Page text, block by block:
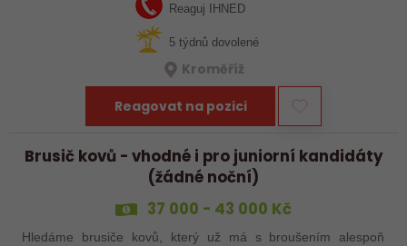
Reaguj IHNED
5 týdnů dovolené
Kroměříž
Reagovat na pozici
Brusič kovů - vhodné i pro juniorní kandidáty
(žádné noční)
37 000 - 43 000 Kč
Hledáme brusiče kovů, který už má s broušením alespoň